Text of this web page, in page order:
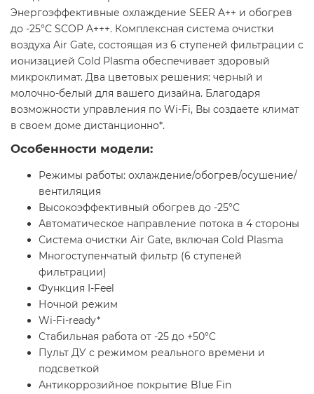
Энергоэффективные охлаждение SEER A++ и обогрев
до -25°С SCOP A+++. Комплексная система очистки
воздуха Air Gate, состоящая из 6 ступеней фильтрации с
ионизацией Cold Plasma обеспечивает здоровый
микроклимат. Два цветовых решения: черный и
молочно-белый для вашего дизайна. Благодаря
возможности управления по Wi-Fi, Вы создаете климат
в своем доме дистанционно*.
Особенности модели:
Режимы работы: охлаждение/обогрев/осушение/
вентиляция
Высокоэффективный обогрев до -25°С
Автоматическое направление потока в 4 стороны
Система очистки Air Gate, включая Cold Plasma
Многоступенчатый фильтр (6 ступеней
фильтрации)
Функция I-Feel
Ночной режим
Wi-Fi-ready*
Стабильная работа от -25 до +50°C
Пульт ДУ с режимом реального времени и
подсветкой
Антикоррозийное покрытие Blue Fin